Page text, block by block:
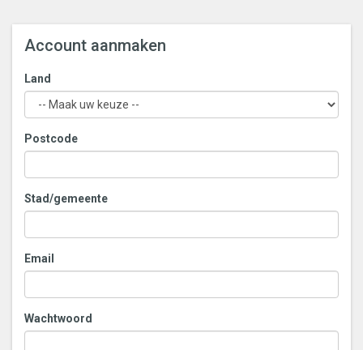
Account aanmaken
Land
Postcode
Stad/gemeente
Email
Wachtwoord